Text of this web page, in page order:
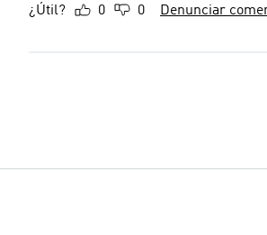
¿Útil? 0 0 Denunciar